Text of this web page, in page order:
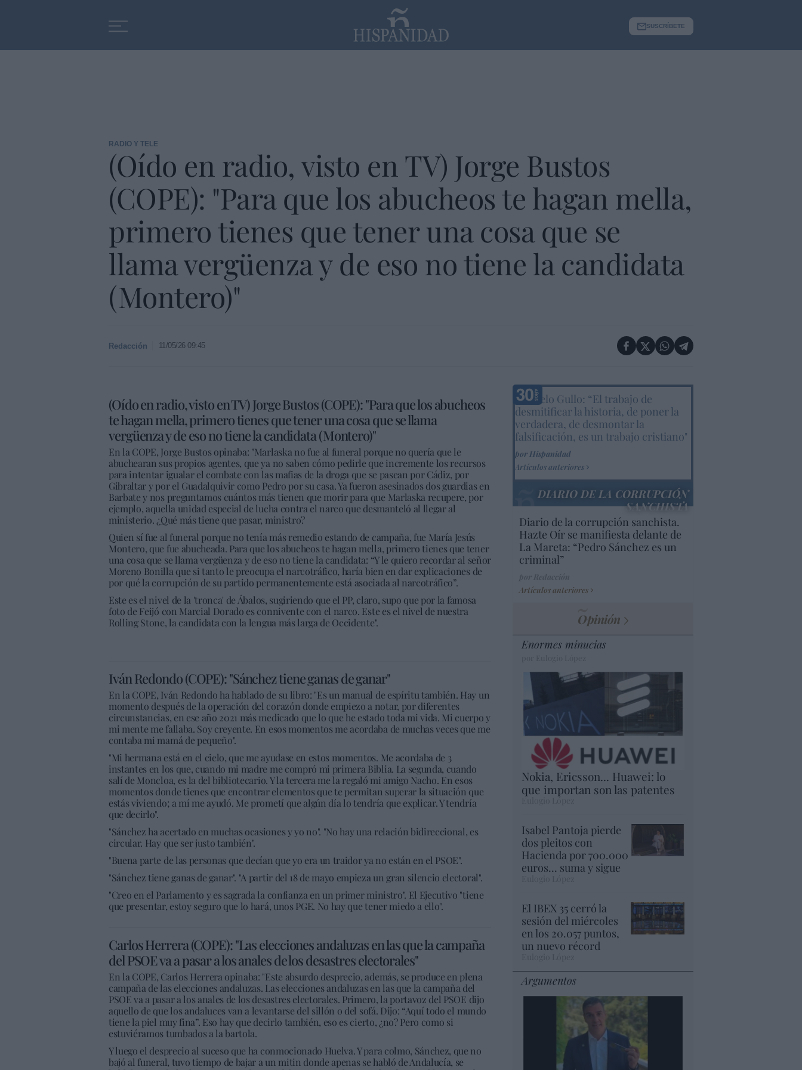
SUSCRÍBETE
RADIO Y TELE
(Oído en radio, visto en TV) Jorge Bustos
(COPE): "Para que los abucheos te hagan mella,
primero tienes que tener una cosa que se
llama vergüenza y de eso no tiene la candidata
(Montero)"
Redacción 11/05/26 09:45
(Oído en radio, visto en TV) Jorge Bustos (COPE): "Para que los abucheos
te hagan mella, primero tienes que tener una cosa que se llama
vergüenza y de eso no tiene la candidata (Montero)"
En la COPE, Jorge Bustos opinaba: "Marlaska no fue al funeral porque no quería que le
abuchearan sus propios agentes, que ya no saben cómo pedirle que incremente los recursos
para intentar igualar el combate con las mafias de la droga que se pasean por Cádiz, por
Gibraltar y por el Guadalquivir como Pedro por su casa. Ya fueron asesinados dos guardias en
Barbate y nos preguntamos cuántos más tienen que morir para que Marlaska recupere, por
ejemplo, aquella unidad especial de lucha contra el narco que desmanteló al llegar al
ministerio. ¿Qué más tiene que pasar, ministro?
Quien sí fue al funeral porque no tenía más remedio estando de campaña, fue María Jesús
Montero, que fue abucheada. Para que los abucheos te hagan mella, primero tienes que tener
una cosa que se llama vergüenza y de eso no tiene la candidata: “Y le quiero recordar al señor
Moreno Bonilla que si tanto le preocupa el narcotráfico, haría bien en dar explicaciones de
por qué la corrupción de su partido permanentemente está asociada al narcotráfico”.
Este es el nivel de la 'tronca' de Ábalos, sugiriendo que el PP, claro, supo que por la famosa
foto de Feijó con Marcial Dorado es connivente con el narco. Este es el nivel de nuestra
Rolling Stone, la candidata con la lengua más larga de Occidente".
Iván Redondo (COPE): "Sánchez tiene ganas de ganar"
En la COPE, Iván Redondo ha hablado de su libro: "Es un manual de espíritu también. Hay un
momento después de la operación del corazón donde empiezo a notar, por diferentes
circunstancias, en ese año 2021 más medicado que lo que he estado toda mi vida. Mi cuerpo y
mi mente me fallaba. Soy creyente. En esos momentos me acordaba de muchas veces que me
contaba mi mamá de pequeño".
"Mi hermana está en el cielo, que me ayudase en estos momentos. Me acordaba de 3
instantes en los que, cuando mi madre me compró mi primera Biblia. La segunda, cuando
salí de Moncloa, es la del bibliotecario. Y la tercera me la regaló mi amigo Nacho. En esos
momentos donde tienes que encontrar elementos que te permitan superar la situación que
estás viviendo; a mí me ayudó. Me prometí que algún día lo tendría que explicar. Y tendría
que decirlo".
"Sánchez ha acertado en muchas ocasiones y yo no". "No hay una relación bidireccional, es
circular. Hay que ser justo también".
"Buena parte de las personas que decían que yo era un traidor ya no están en el PSOE".
"Sánchez tiene ganas de ganar". "A partir del 18 de mayo empieza un gran silencio electoral".
"Creo en el Parlamento y es sagrada la confianza en un primer ministro". El Ejecutivo "tiene
que presentar, estoy seguro que lo hará, unos PGE. No hay que tener miedo a ello".
Carlos Herrera (COPE): "Las elecciones andaluzas en las que la campaña
del PSOE va a pasar a los anales de los desastres electorales"
En la COPE, Carlos Herrera opinaba: "Este absurdo desprecio, además, se produce en plena
campaña de las elecciones andaluzas. Las elecciones andaluzas en las que la campaña del
PSOE va a pasar a los anales de los desastres electorales. Primero, la portavoz del PSOE dijo
aquello de que los andaluces van a levantarse del sillón o del sofá. Dijo: “Aquí todo el mundo
tiene la piel muy fina”. Eso hay que decirlo también, eso es cierto, ¿no? Pero como si
estuviéramos tumbados a la bartola.
Y luego el desprecio al suceso que ha conmocionado Huelva. Y para colmo, Sánchez, que no
bajó al funeral, tuvo tiempo de bajar a un mitin donde apenas se habló de Andalucía, se
Marcelo Gullo: “El trabajo de
desmitificar la historia, de poner la
verdadera, de desmontar la
falsificación, es un trabajo cristiano"
por Hispanidad
Artículos anteriores
DIARIO DE LA CORRUPCIÓN
SANCHISTA
Diario de la corrupción sanchista.
Hazte Oír se manifiesta delante de
La Mareta: “Pedro Sánchez es un
criminal”
Artículos anteriores
Opinión
Enormes minucias
Nokia, Ericsson... Huawei: lo
que importan son las patentes
Eulogio López
Isabel Pantoja pierde
dos pleitos con
Hacienda por 700.000
euros... suma y sigue
El IBEX 35 cerró la
sesión del miércoles
en los 20.057 puntos,
un nuevo récord
Argumentos